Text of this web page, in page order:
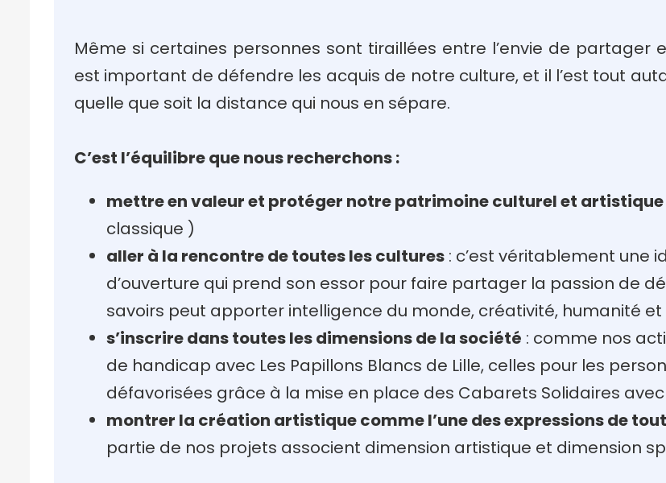
Même si certaines personnes sont tiraillées entre l’envie de partager
est important de défendre les acquis de notre culture, et il l’est tout
quelle que soit la distance qui nous en sépare.
C’est l’équilibre que nous recherchons :
mettre en valeur et protéger notre patrimoine culturel et artistique
classique )
aller à la rencontre de toutes les cultures : c’est véritablement une
d’ouverture qui prend son essor pour faire partager la passion de
savoirs peut apporter intelligence du monde, créativité, humanité
s’inscrire dans toutes les dimensions de la société : comme nos
de handicap avec Les Papillons Blancs de Lille, celles pour les
défavorisées grâce à la mise en place des Cabarets Solidaires avec
montrer la création artistique comme l’une des expressions de
partie de nos projets associent dimension artistique et dimension